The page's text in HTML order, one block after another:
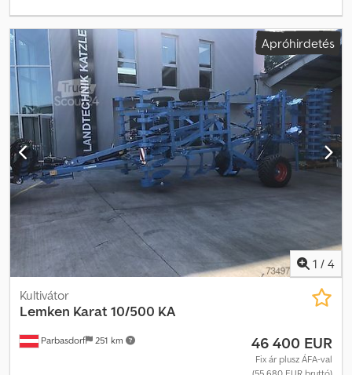
Apróhirdetés
1 / 4
Parbasdorf 251 km
Kultivátor
Lemken Karat 10/500 KA
46 400 EUR
Fix ár plusz ÁFA-val